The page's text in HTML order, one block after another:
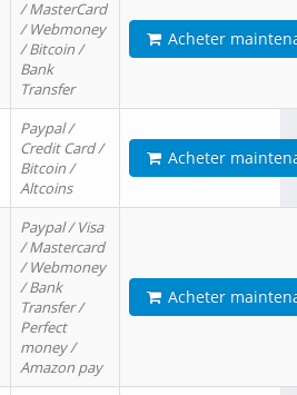
/ MasterCard
/ Webmoney
/ Bitcoin /
Bank
Transfer
Acheter
Paypal /
Credit Card /
Bitcoin /
Altcoins
Acheter
Paypal / Visa
/ Mastercard
/ Webmoney
/ Bank
Transfer /
Perfect
money /
Amazon pay
Acheter